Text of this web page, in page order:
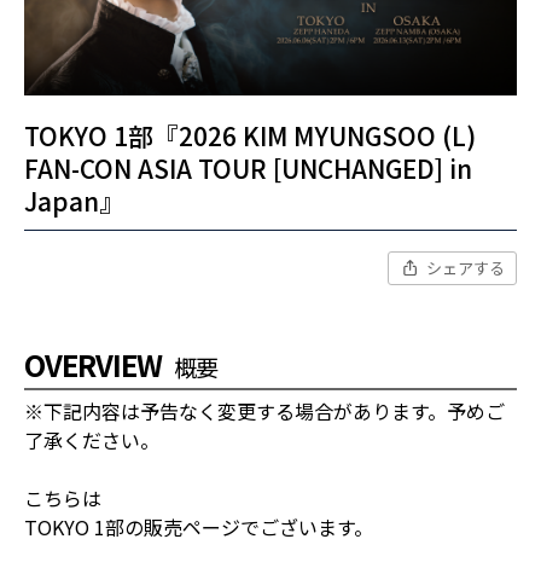
TOKYO 1部『2026 KIM MYUNGSOO (L)
FAN-CON ASIA TOUR [UNCHANGED] in
Japan』
シェアする
OVERVIEW 概要
※下記内容は予告なく変更する場合があります。予めご
了承ください。
こちらは
TOKYO 1部の販売ページでございます。